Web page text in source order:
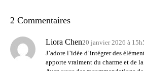
2 Commentaires
Liora Chen20 janvier 2026 à
J’adore l’idée d’intégrer des
apporte vraiment du charme et de